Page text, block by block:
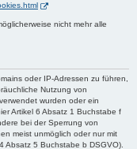
nicht mehr alle
oder IP-Adressen zu führen,
Nutzung von
wurden oder ein
Artikel 6 Absatz 1 Buchstabe f
bei der Sperrung von
meist unmöglich oder nur mit
Absatz 5 Buchstabe b DSGVO).